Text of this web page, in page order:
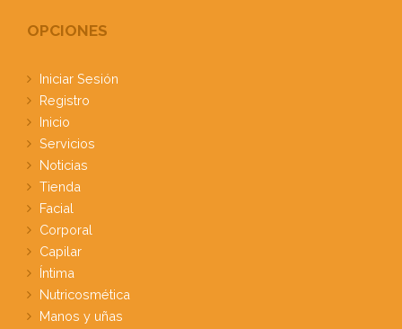
OPCIONES
Iniciar Sesión
Registro
Inicio
Servicios
Noticias
Tienda
Facial
Corporal
Capilar
Íntima
Nutricosmética
Manos y uñas